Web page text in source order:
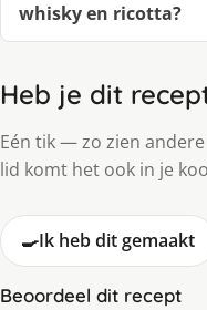
whisky en ricotta?
Heb je dit
Eén tik — zo zien
lid komt het ook in je
🍳Ik heb dit gemaakt
Beoordeel dit recept